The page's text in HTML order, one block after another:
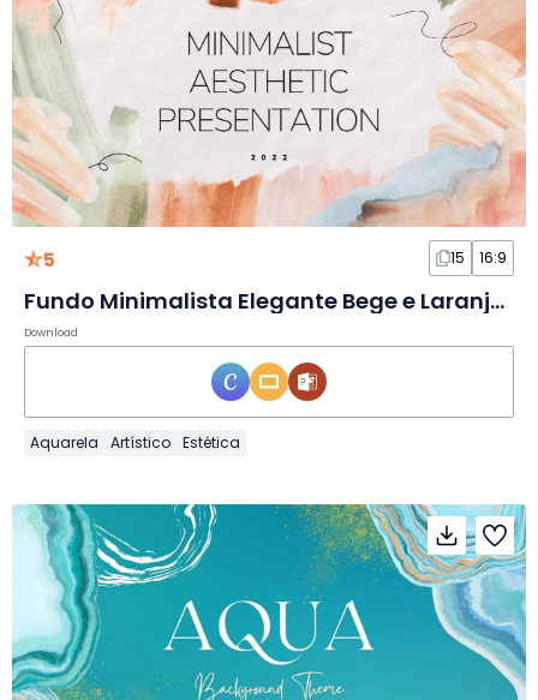
5 15 16:9
Fundo Minimalista Elegante Bege e Laranja em Slides
Download
Aquarela Artístico Estética